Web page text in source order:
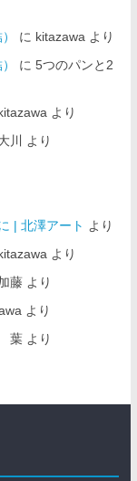
に kitazawaより
に 5つのパンと2
より
川
より
| 北澤アート より
より
藤より
より
葉より